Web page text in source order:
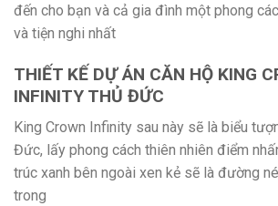
đến cho bạn và cả gia đình một phong
và tiện nghi nhất
THIẾT KẾ DỰ ÁN CĂN HỘ KING
INFINITY THỦ ĐỨC
King Crown Infinity sau này sẽ là biểu
Đức, lấy phong cách thiên nhiên điểm
trúc xanh bên ngoài xen kẻ sẽ là đường
trong